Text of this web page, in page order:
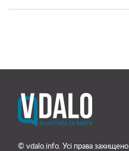
© vdalo.info. Усі права захищено.